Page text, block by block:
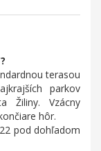
terasou
parkov
Žiliny. Vzácny
hôr.
pod dohľadom